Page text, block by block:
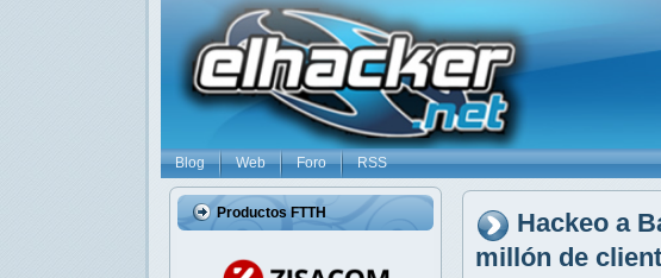
Blog Web Foro RSS
Productos FTTH
Hackeo a
millón de